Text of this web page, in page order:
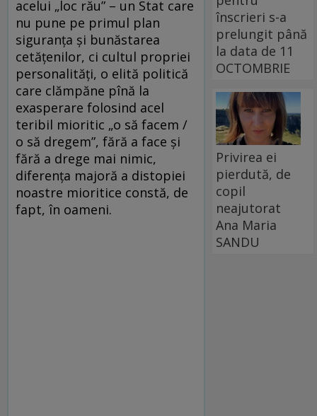
acelui „loc rău” – un Stat care
nu pune pe primul plan
siguranța și bunăstarea
cetățenilor, ci cultul propriei
personalități, o elită politică
care clămpăne pînă la
exasperare folosind acel
teribil mioritic „o să facem /
o să dregem”, fără a face și
fără a drege mai nimic,
diferența majoră a distopiei
noastre mioritice constă, de
fapt, în oameni.
înscrieri s-a
prelungit până
la data de 11
OCTOMBRIE
Privirea ei
pierdută, de
copil
neajutorat
Ana Maria
SANDU